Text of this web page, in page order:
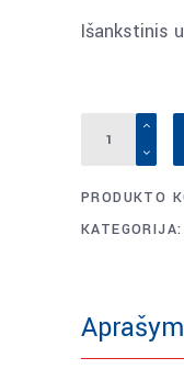
Išankstinis
quantity
PRODUKTO
KATEGORIJA: